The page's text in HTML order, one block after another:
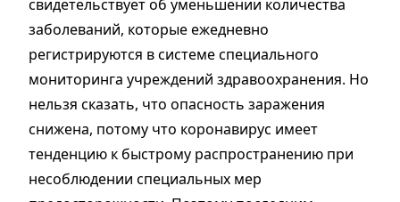
свидетельствует об уменьшении количества
заболеваний, которые ежедневно
регистрируются в системе специального
мониторинга учреждений здравоохранения. Но
нельзя сказать, что опасность заражения
снижена, потому что коронавирус имеет
тенденцию к быстрому распространению при
несоблюдении специальных мер